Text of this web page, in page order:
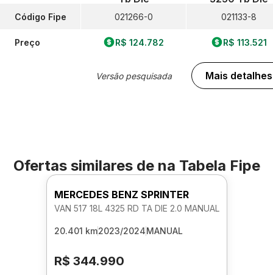
Código Fipe
Preço
021266-0
R$ 124.782
Versão pesquisada
021133-8
R$ 113.521
Mais detalhes
Ofertas similares de na Tabela Fipe
MERCEDES BENZ SPRINTER
VAN 517 18L 4325 RD TA DIE 2.0 MANUAL
20.401 km2023/2024MANUAL
R$ 344.990